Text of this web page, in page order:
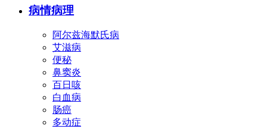
病情病理
阿尔兹海默氏病
艾滋病
便秘
鼻窦炎
百日咳
白血病
肠癌
多动症